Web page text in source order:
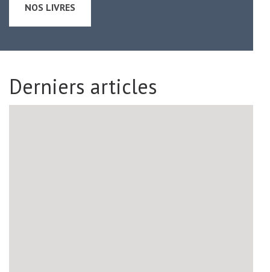
NOS LIVRES
Derniers articles